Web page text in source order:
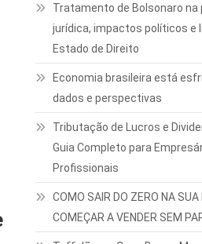
Tratamento de Bolsonaro na
jurídica, impactos políticos e
Estado de Direito
Economia brasileira está
dados e perspectivas
Tributação de Lucros e
Guia Completo para
Profissionais
COMO SAIR DO ZERO NA SUA
COMEÇAR A VENDER SEM